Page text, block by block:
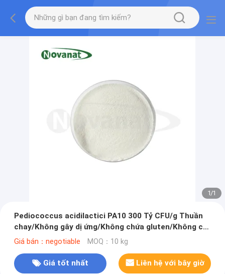
1/1
Pediococcus acidilactici PA10 300 Tỷ CFU/g Thuần
chay/Không gây dị ứng/Không chứa gluten/Không có
sữa
Giá bán：negotiable MOQ：10 kg
Giá tốt nhất Liên hệ với bây giờ